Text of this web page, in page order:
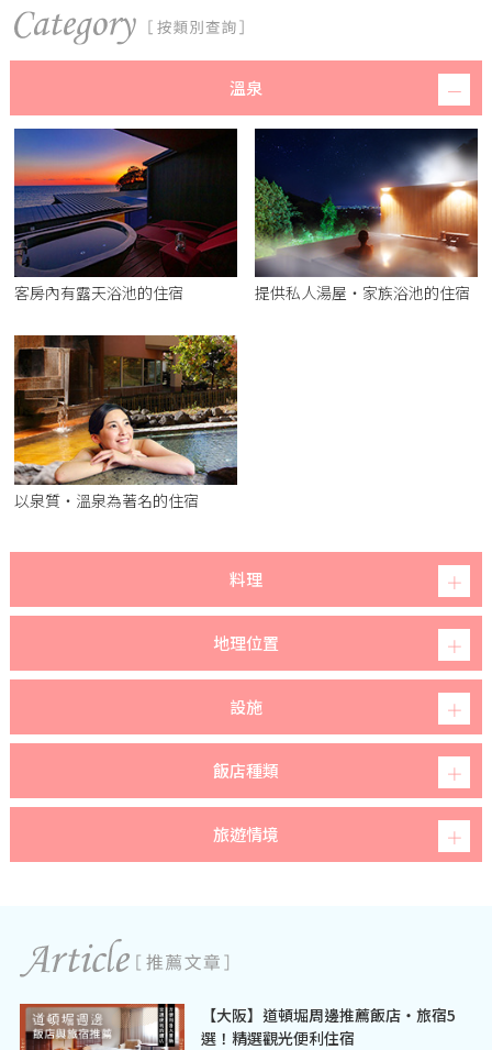
溫泉
客房內有露天浴池的住宿 提供私人湯屋・家族浴池的住宿
以泉質・溫泉為著名的住宿
料理
地理位置
設施
飯店種類
旅遊情境
【大阪】道頓堀周邊推薦飯店・旅宿5
選！精選觀光便利住宿